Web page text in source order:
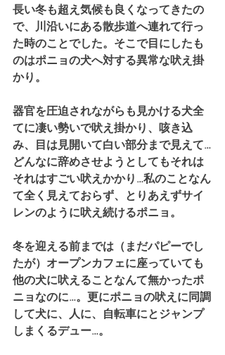
長い冬も超え気候も良くなってきたの
で、川沿いにある散歩道へ連れて行っ
た時のことでした。そこで目にしたも
のはポニョの犬へ対する異常な吠え掛
かり。
器官を圧迫されながらも見かける犬全
てに凄い勢いで吠え掛かり、咳き込
み、目は見開いて白い部分まで見えて…
どんなに辞めさせようとしてもそれは
それはすごい吠えかかり…私のことなん
て全く見えておらず、とりあえずサイ
レンのように吠え続けるポニョ。
冬を迎える前までは（まだパピーでし
たが）オープンカフェに座っていても
他の犬に吠えることなんて無かったポ
ニョなのに…。更にポニョの吠えに同調
して犬に、人に、自転車にとジャンプ
しまくるデュー…。